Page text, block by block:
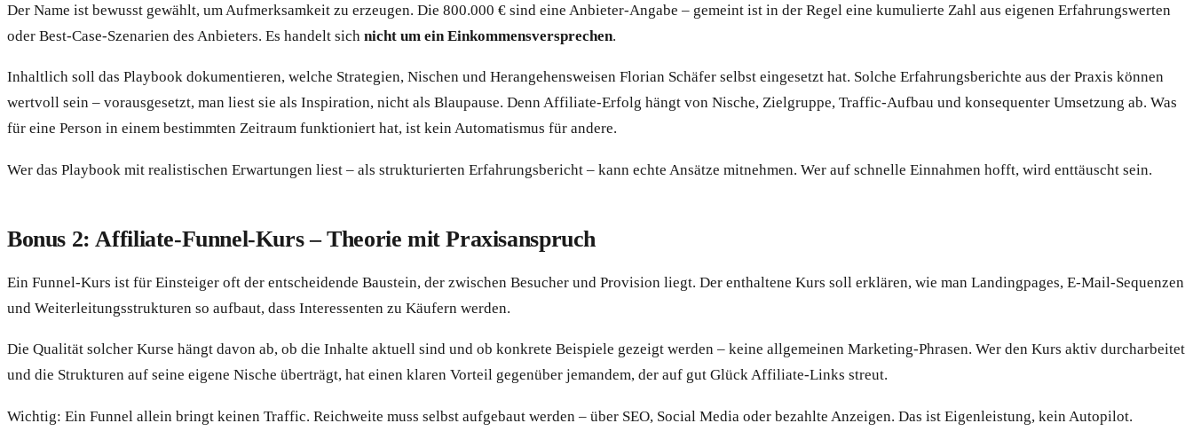
Der Name ist bewusst gewählt, um Aufmerksamkeit zu erzeugen. Die 800.000 € sind eine Anbieter-Angabe – gemeint ist in der Regel eine kumulierte Zahl aus eigenen Erfahrungswerten
oder Best-Case-Szenarien des Anbieters. Es handelt sich nicht um ein Einkommensversprechen.
Inhaltlich soll das Playbook dokumentieren, welche Strategien, Nischen und Herangehensweisen Florian Schäfer selbst eingesetzt hat. Solche Erfahrungsberichte aus der Praxis können
wertvoll sein – vorausgesetzt, man liest sie als Inspiration, nicht als Blaupause. Denn Affiliate-Erfolg hängt von Nische, Zielgruppe, Traffic-Aufbau und konsequenter Umsetzung ab. Was
für eine Person in einem bestimmten Zeitraum funktioniert hat, ist kein Automatismus für andere.
Wer das Playbook mit realistischen Erwartungen liest – als strukturierten Erfahrungsbericht – kann echte Ansätze mitnehmen. Wer auf schnelle Einnahmen hofft, wird enttäuscht sein.
Bonus 2: Affiliate-Funnel-Kurs – Theorie mit Praxisanspruch
Ein Funnel-Kurs ist für Einsteiger oft der entscheidende Baustein, der zwischen Besucher und Provision liegt. Der enthaltene Kurs soll erklären, wie man Landingpages, E-Mail-Sequenzen
und Weiterleitungsstrukturen so aufbaut, dass Interessenten zu Käufern werden.
Die Qualität solcher Kurse hängt davon ab, ob die Inhalte aktuell sind und ob konkrete Beispiele gezeigt werden – keine allgemeinen Marketing-Phrasen. Wer den Kurs aktiv durcharbeitet
und die Strukturen auf seine eigene Nische überträgt, hat einen klaren Vorteil gegenüber jemandem, der auf gut Glück Affiliate-Links streut.
Wichtig: Ein Funnel allein bringt keinen Traffic. Reichweite muss selbst aufgebaut werden – über SEO, Social Media oder bezahlte Anzeigen. Das ist Eigenleistung, kein Autopilot.